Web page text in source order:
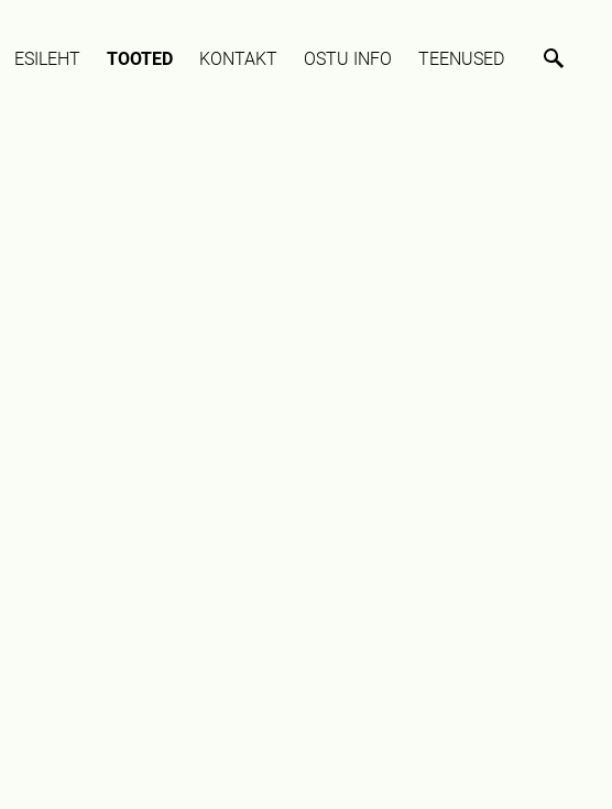
ESILEHT TOOTED KONTAKT OSTU INFO TEENUSED